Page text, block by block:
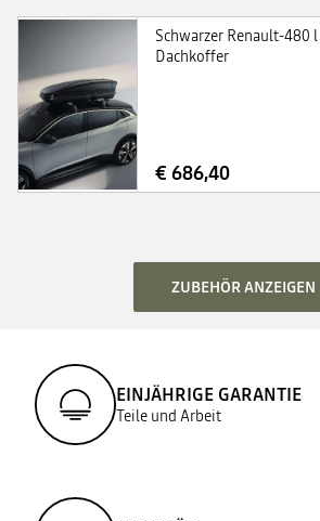
Schwarzer Renault-480 l
Dachkoffer
€ 686,40
ZUBEHÖR ANZEIGEN
EINJÄHRIGE GARANTIE
Teile und Arbeit